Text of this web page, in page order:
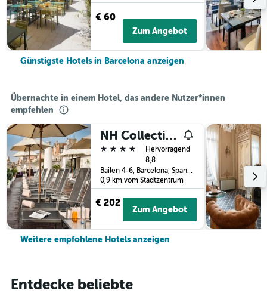
€ 60
Zum Angebot
Günstigste Hotels in Barcelona anzeigen
Übernachte in einem Hotel, das andere Nutzer*innen
empfehlen
NH Collection Barcelona Pódium
4 Sterne
Hervorragend
8,8
Bailen 4-6, Barcelona, Spanien
0,9 km vom Stadtzentrum
€ 202
Zum Angebot
Weitere empfohlene Hotels anzeigen
Entdecke beliebte